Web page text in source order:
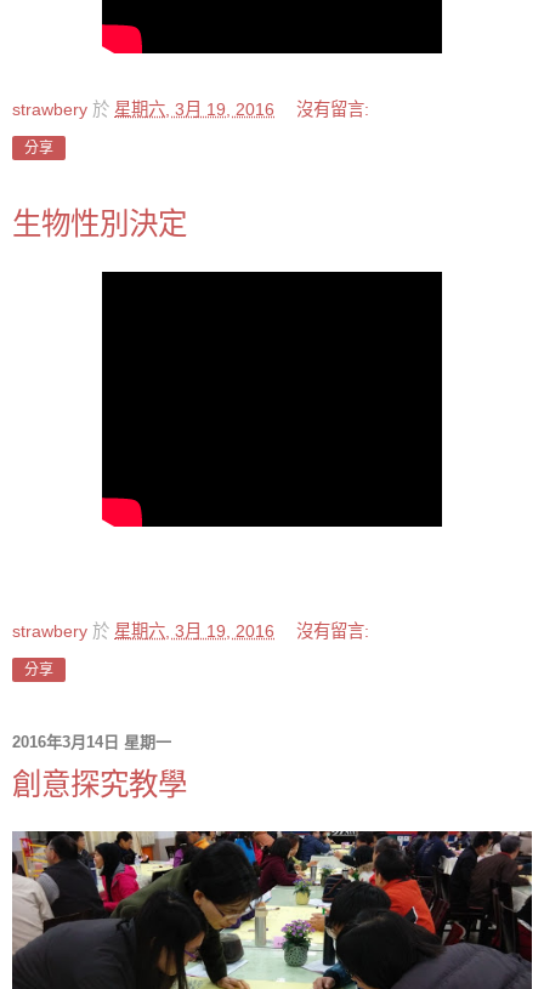
strawbery 於 星期六, 3月 19, 2016 沒有留言:
分享
生物性別決定
strawbery 於 星期六, 3月 19, 2016 沒有留言:
分享
2016年3月14日 星期一
創意探究教學